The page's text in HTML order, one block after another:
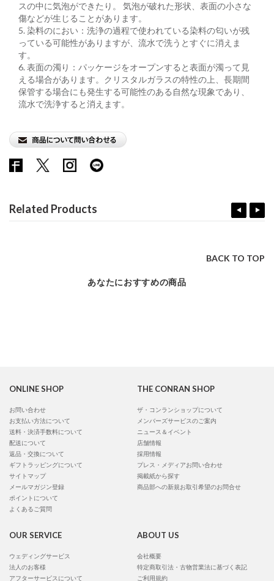
スの中に気泡ができたり。 気泡が破れた形状、表⾯の⼩さな
傷などが⽣じることがあります。
5. 染料のにおい：洗浄の過程で使われている染料の匂いが残
っている可能性がありますが、流⽔で洗うとすぐに消えま
す。
6. 表⾯の濁り：パッケージをオープンすると表⾯が濁って⾒
える場合があります。クリスタルガラスの特性の上、⻑期間
保管する場合にも発⽣する可能性のある⾃然な現象であり、
流⽔で洗浄すると消えます。
Related Products
BACK TO TOP
あなたにおすすめの商品
ONLINE SHOP
お問い合わせ
お支払い方法について
送料・決済手数料について
配送について
返品・交換について
ギフトラッピングについて
サイトマップ
メールマガジン登録
ポイントについて
よくあるご質問
THE CONRAN SHOP
ザ・コンランショップについて
メンバーズサービスのご案内
ニュース＆イベント
店舗情報
採用情報
プレス・メディアお問い合わせ
掲載紙から探す
商品部への新規お取引希望のお問合せ
OUR SERVICE
ウェディングサービス
法人のお客様
アフターサービスについて
ABOUT US
会社概要
特定商取引法・古物営業法に基づく表記
ご利用規約